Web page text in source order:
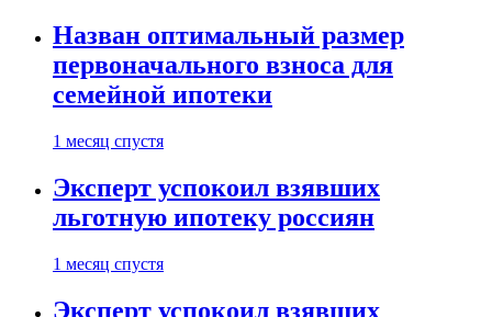
Назван оптимальный размер
первоначального взноса для
семейной ипотеки
1 месяц спустя
Эксперт успокоил взявших
льготную ипотеку россиян
1 месяц спустя
Эксперт успокоил взявших